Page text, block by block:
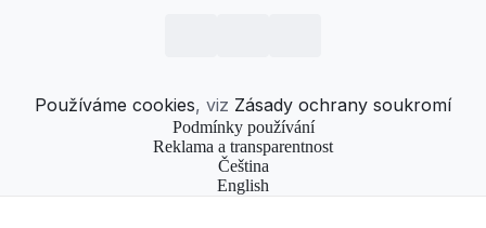
Používáme cookies, viz Zásady ochrany soukromí
Podmínky používání
Reklama a transparentnost
Čeština
English